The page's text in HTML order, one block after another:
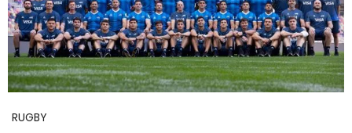
RUGBY